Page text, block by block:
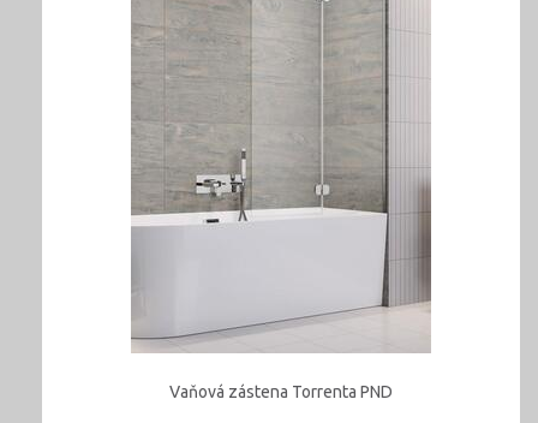
Vaňová zástena Torrenta PND